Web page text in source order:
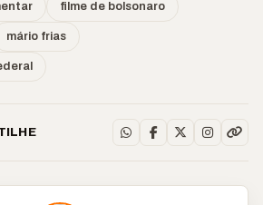
filme de bolsonaro
mário frias